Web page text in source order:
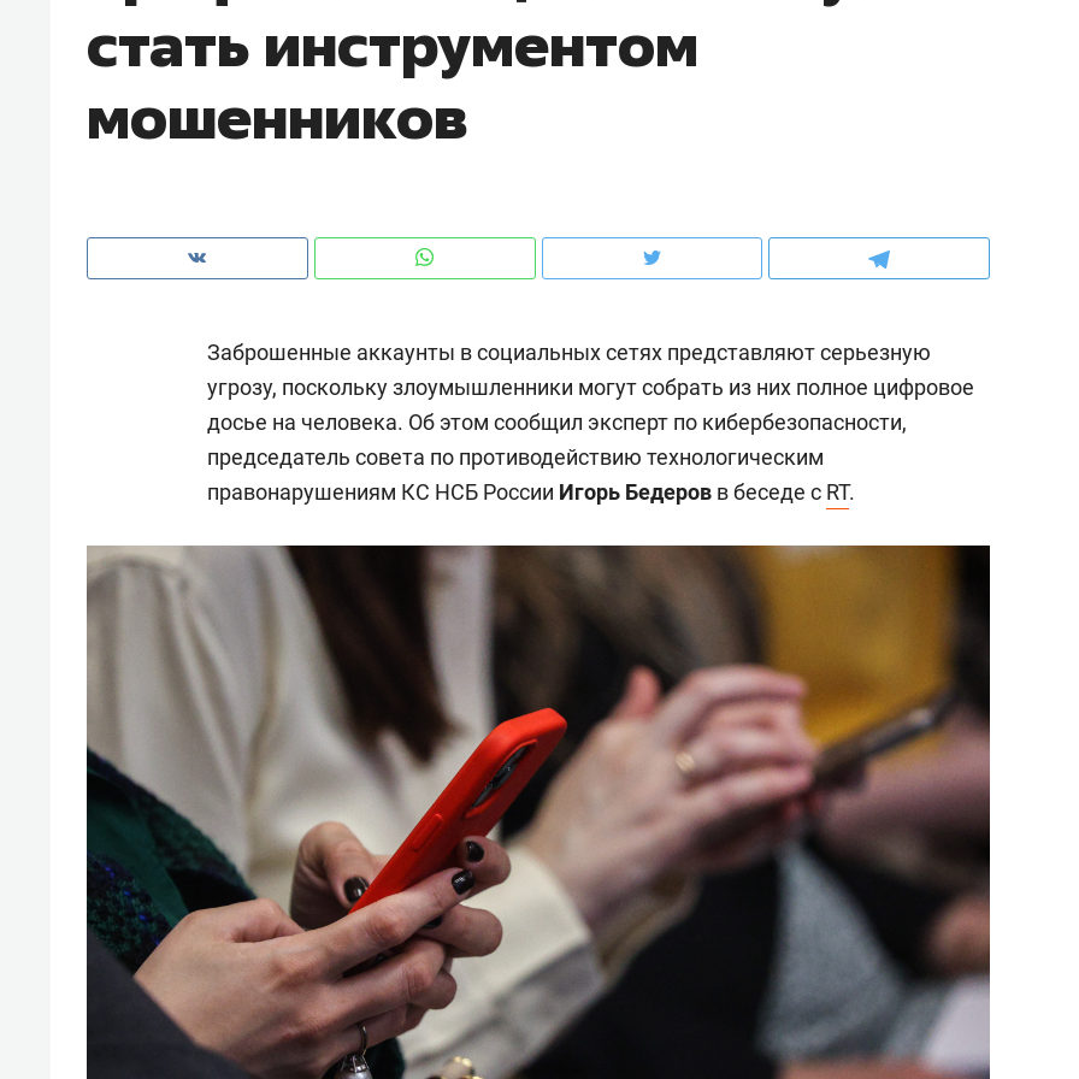
стать инструментом
мошенников
Заброшенные аккаунты в социальных сетях представляют серьезную
угрозу, поскольку злоумышленники могут собрать из них полное цифровое
досье на человека. Об этом сообщил эксперт по кибербезопасности,
председатель совета по противодействию технологическим
правонарушениям КС НСБ России Игорь Бедеров в беседе с RT.
чем интересен Оман?
клиентах и чудных запросах мастеров
Рекомендуем
Оставить шум за волной: как
строят тишину в казанском
Рекомендуем
Психотерапевт «Фороса»:
«Директорский невроз» –
свою сверхнагрузку
стрессом»
Рекомендуем
Наседкина: «Ремонт
для меня это